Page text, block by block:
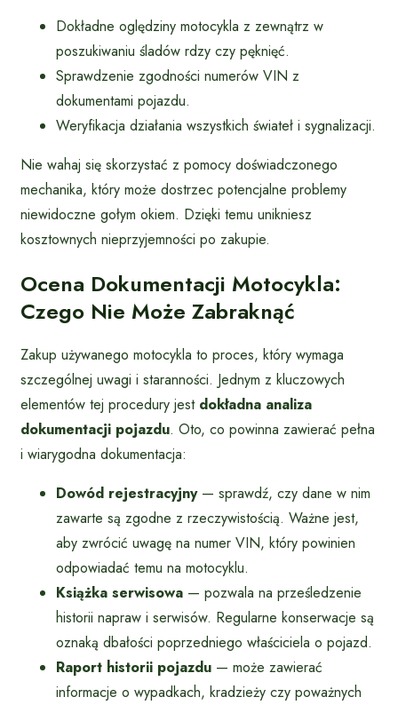
Dokładne oględziny motocykla z zewnątrz w
poszukiwaniu śladów rdzy czy pęknięć.
Sprawdzenie zgodności numerów VIN z
dokumentami pojazdu.
Weryfikacja działania wszystkich świateł i sygnalizacji.
Nie wahaj się skorzystać z pomocy doświadczonego
mechanika, który może dostrzec potencjalne problemy
niewidoczne gołym okiem. Dzięki temu unikniesz
kosztownych nieprzyjemności po zakupie.
Ocena Dokumentacji Motocykla:
Czego Nie Może Zabraknąć
Zakup używanego motocykla to proces, który wymaga
szczególnej uwagi i staranności. Jednym z kluczowych
elementów tej procedury jest dokładna analiza
dokumentacji pojazdu. Oto, co powinna zawierać pełna
i wiarygodna dokumentacja:
Dowód rejestracyjny— sprawdź, czy dane w nim
zawarte są zgodne z rzeczywistością. Ważne jest,
aby zwrócić uwagę na numer VIN, który powinien
odpowiadać temu na motocyklu.
Książka serwisowa — pozwala na prześledzenie
historii napraw i serwisów. Regularne konserwacje są
oznaką dbałości poprzedniego właściciela o pojazd.
Raport historii pojazdu — może zawierać
informacje o wypadkach, kradzieży czy poważnych